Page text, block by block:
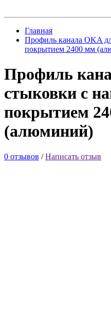
Главная
Профиль канала OKA
покрытием 2400 мм
Профиль
стыковки с
покрытием
(алюминий)
0 отзывов /Написать отзыв